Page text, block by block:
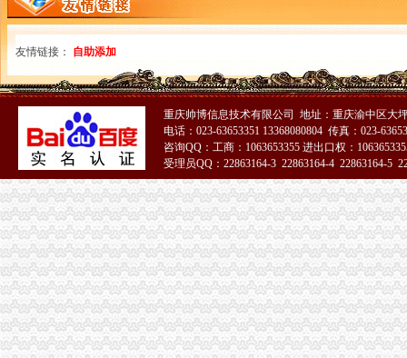
陈家桥办税务登记证
租售转让|公司|重庆市|重庆_新浪新闻
重庆燃气：2016年年度报告_搜狐财经_搜狐网
沙坪坝区陈家桥院电子摄像监控系统招标公告-中国采招网
2015年太仓学区划分标准-家居装修互动问答
沙坪坝区办税务登记证流程
单位纳税人、个体工商户、分支机构办理税务登记证的流程
开沙场与开采石场手续_破碎机厂家
百业网_为企业,做推广
卫生执照公司_卫生执照厂家_公司黄页-阿里巴巴
2017年公司注册流程-法律快车公司法
重庆办税务登记证
已办税务登记证且未达起征点的个体工商户-税务答疑
求助！！分公司关于办理税务登记证之事-职场人生-广州妈妈论坛
社保所涉及的相关惠民政策办事指南
办理税务登记证需要什么材料_搜指南
证件办理-地税局-办理税务登记证
沙坪坝区办税务登记证
友情链接： 自助添加
重庆帅博信息技术有限公司 地址：重庆渝中区大
电话：023-63653351 13368080804 传真：023-
咨询QQ：工商：1063653355 进出口权：
受理员QQ：22863164-3 22863164-4 22863164-5
51La